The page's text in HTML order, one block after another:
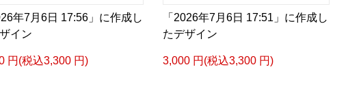
年7月6日 17:56」に作成し
イン
円(税込3,300 円)
「2026年7月6日 17:51」に作成し
たデザイン
3,000 円(税込3,300 円)